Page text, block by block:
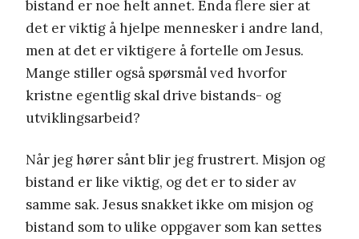
bistand er noe helt annet. Enda flere sier at
det er viktig å hjelpe mennesker i andre land,
men at det er viktigere å fortelle om Jesus.
Mange stiller også spørsmål ved hvorfor
kristne egentlig skal drive bistands- og
utviklingsarbeid?
Når jeg hører sånt blir jeg frustrert. Misjon og
bistand er like viktig, og det er to sider av
samme sak. Jesus snakket ikke om misjon og
bistand som to ulike oppgaver som kan settes